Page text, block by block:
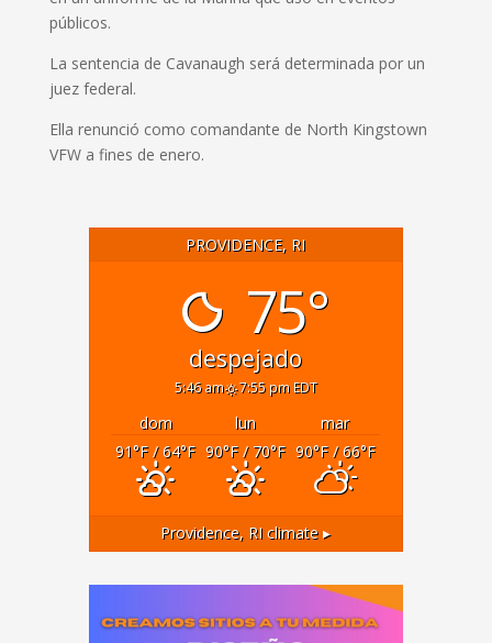
públicos.
La sentencia de Cavanaugh será determinada por un
juez federal.
Ella renunció como comandante de North Kingstown
VFW a fines de enero.
PROVIDENCE, RI
75°
despejado
5:46 am 7:55 pm EDT
dom lun
mar
91°F/ 64°F 90°F/ 70°F 90°F/ 66°F
Providence, RI climate ▸